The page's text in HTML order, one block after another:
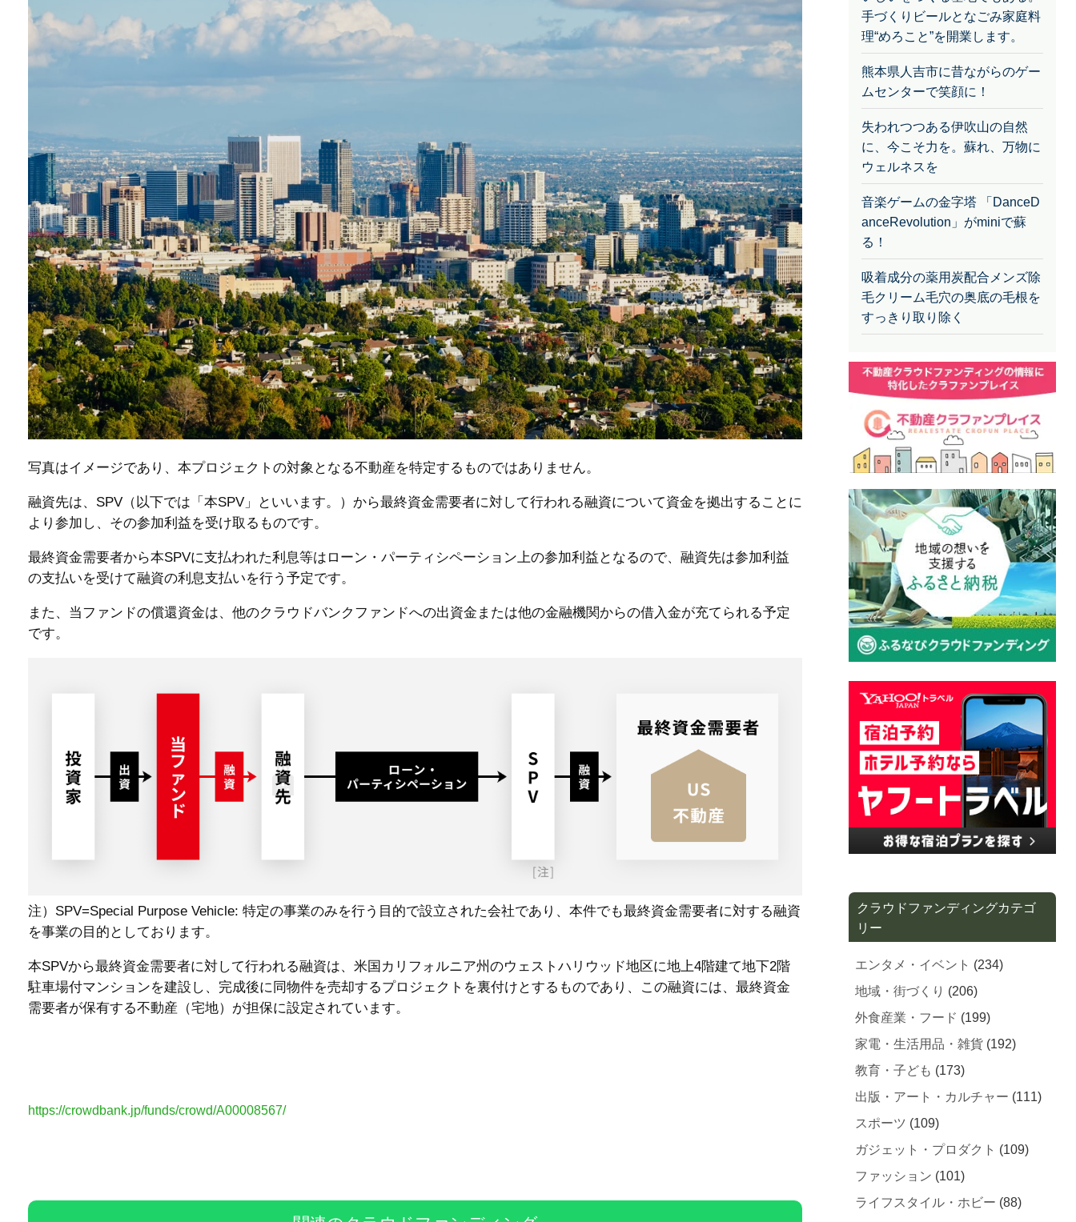
写真はイメージであり、本プロジェクトの対象となる不動産を特定するものではありません。
融資先は、SPV（以下では「本SPV」といいます。）から最終資金需要者に対して行われる融資について資金を拠出することに
より参加し、その参加利益を受け取るものです。
最終資金需要者から本SPVに支払われた利息等はローン・パーティシペーション上の参加利益となるので、融資先は参加利益
の支払いを受けて融資の利息支払いを行う予定です。
また、当ファンドの償還資金は、他のクラウドバンクファンドへの出資金または他の金融機関からの借入金が充てられる予定
です。
注） SPV=Special Purpose Vehicle: 特定の事業のみを行う目的で設立された会社であり、本件でも最終資金需要者に対する融資
を事業の目的としております。
本SPVから最終資金需要者に対して行われる融資は、米国カリフォルニア州のウェストハリウッド地区に地上4階建て地下2階
駐車場付マンションを建設し、完成後に同物件を売却するプロジェクトを裏付けとするものであり、この融資には、最終資金
需要者が保有する不動産（宅地）が担保に設定されています。
https://crowdbank.jp/funds/crowd/A00008567/
手づくりビールとなごみ家庭料
理“めろこと”を開業します。
熊本県人吉市に昔ながらのゲー
ムセンターで笑顔に！
失われつつある伊吹山の自然
に、今こそ力を。蘇れ、万物に
ウェルネスを
音楽ゲームの金字塔 「DanceD
anceRevolution」がminiで蘇
る！
吸着成分の薬用炭配合メンズ除
毛クリーム毛穴の奥底の毛根を
すっきり取り除く
クラウドファンディングカテゴ
リー
エンタメ・イベント (234)
地域・街づくり (206)
外食産業・フード (199)
家電・生活用品・雑貨 (192)
教育・子ども (173)
出版・アート・カルチャー (111)
スポーツ (109)
ガジェット・プロダクト (109)
ファッション (101)
ライフスタイル・ホビー (88)